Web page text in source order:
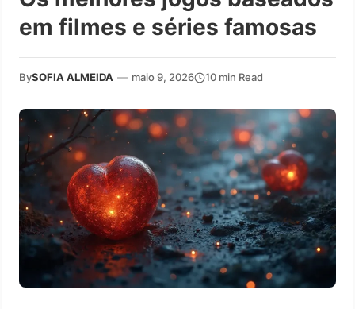
em filmes e séries famosas
BySOFIA ALMEIDA — maio 9, 2026 10 min Read